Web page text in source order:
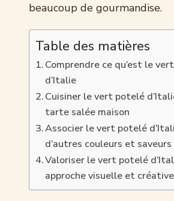
beaucoup de gourmandise.
Table des matières
Comprendre ce qu’est le
d’Italie
Cuisiner le vert potelé
tarte salée maison
Associer le vert potelé
d’autres couleurs et saveurs
Valoriser le vert potelé
approche visuelle et créative